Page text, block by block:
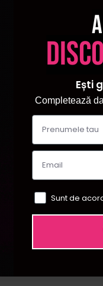
Ești
Completează
Sunt de